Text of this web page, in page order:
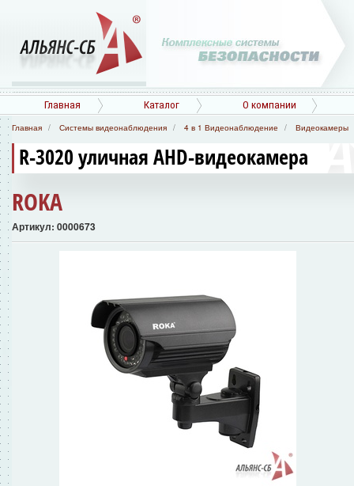
Главная Каталог О компании
Главная Системы видеонаблюдения 4 в 1 Видеонаблюдение Видеокамеры
R-3020 уличная AHD-видеокамера
ROKA
Артикул: 0000673